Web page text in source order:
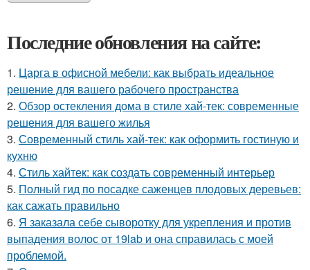
Последние обновления на сайте:
1. Царга в офисной мебели: как выбрать идеальное
решение для вашего рабочего пространства
2. Обзор остекления дома в стиле хай-тек: современные
решения для вашего жилья
3. Современный стиль хай-тек: как оформить гостиную и
кухню
4. Стиль хайтек: как создать современный интерьер
5. Полный гид по посадке саженцев плодовых деревьев:
как сажать правильно
6. Я заказала себе сыворотку для укрепления и против
выпадения волос от 19lab и она справилась с моей
проблемой.